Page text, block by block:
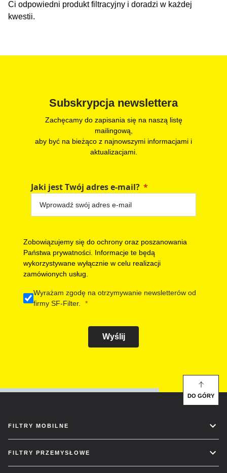
Ci odpowiedni produkt filtracyjny i doradzi w każdej
kwestii.
Subskrypcja newslettera
Zachęcamy do zapisania się na naszą listę
mailingową,
aby być na bieżąco z najnowszymi informacjami i
aktualizacjami.
Jaki jest Twój adres e-mail?
Zobowiązujemy się do ochrony oraz poszanowania
Państwa prywatności. Informacje te będą
wykorzystywane wyłącznie w celu realizacji
zamówionych usług.
Wyrażam zgodę na otrzymywanie newsletterów od
firmy SF-Filter.
Wyślij
FILTRY MOBILNE
FILTRY PRZEMYSŁOWE
DO GÓRY